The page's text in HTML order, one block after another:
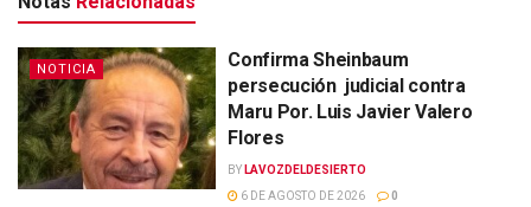
NOTICIA
Confirma Sheinbaum
persecución judicial contra
Maru Por. Luis Javier Valero
Flores
BY LAVOZDELDESIERTO
6 DE AGOSTO DE 2026
0